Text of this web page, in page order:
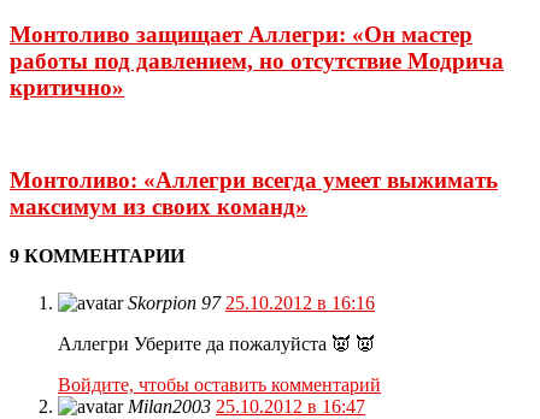
Монтоливо защищает Аллегри: «Он мастер
работы под давлением, но отсутствие Модрича
критично»
Монтоливо: «Аллегри всегда умеет выжимать
максимум из своих команд»
9 КОММЕНТАРИИ
Skorpion 97 25.10.2012 в 16:16
Аллегри Уберите да пожалуйста 👿 👿
Войдите, чтобы оставить комментарий
Milan2003 25.10.2012 в 16:47